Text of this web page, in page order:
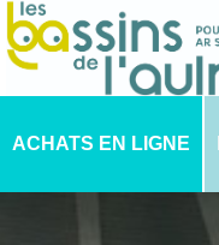
ACHATS EN LIGNE